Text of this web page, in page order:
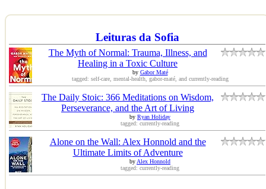
Leituras da Sofia
The Myth of Normal: Trauma, Illness, and
Healing in a Toxic Culture
by Gabor Maté
tagged: self-care, mental-health, gabor-maté, and currently-reading
The Daily Stoic: 366 Meditations on Wisdom,
Perseverance, and the Art of Living
by Ryan Holiday
tagged: currently-reading
Alone on the Wall: Alex Honnold and the
Ultimate Limits of Adventure
byAlex Honnold
tagged: currently-reading